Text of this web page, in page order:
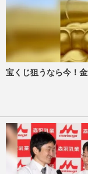
宝くじ狙うなら今！